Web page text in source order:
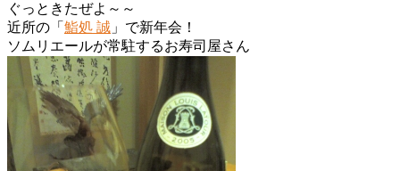
ぐっときたぜよ～～
近所の「 鮨処 誠 」で新年会！
ソムリエールが常駐するお寿司屋さん